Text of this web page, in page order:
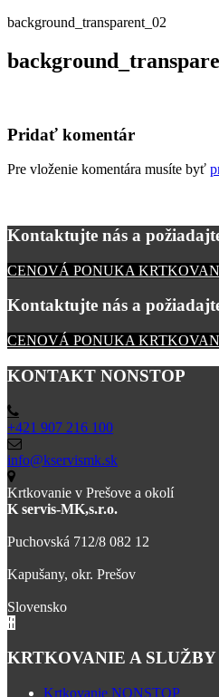
background_transparent_02
Pridať komentár
Pre vloženie komentára musíte byť
Kontaktujte nás a
CENOVÁ PONUKA
Kontaktujte nás a
CENOVÁ PONUKA
KONTAKT NONSTOP
+421 907 216 100
info@kservismk.sk
Krtkovanie v Prešove a okolí
K servis-MK,s.r.o.
Puchovská 712/8 082 12
Kapušany, okr. Prešov
Slovensko
KRTKOVANIE A SLUŽBY
Krtkovanie NONSTOP